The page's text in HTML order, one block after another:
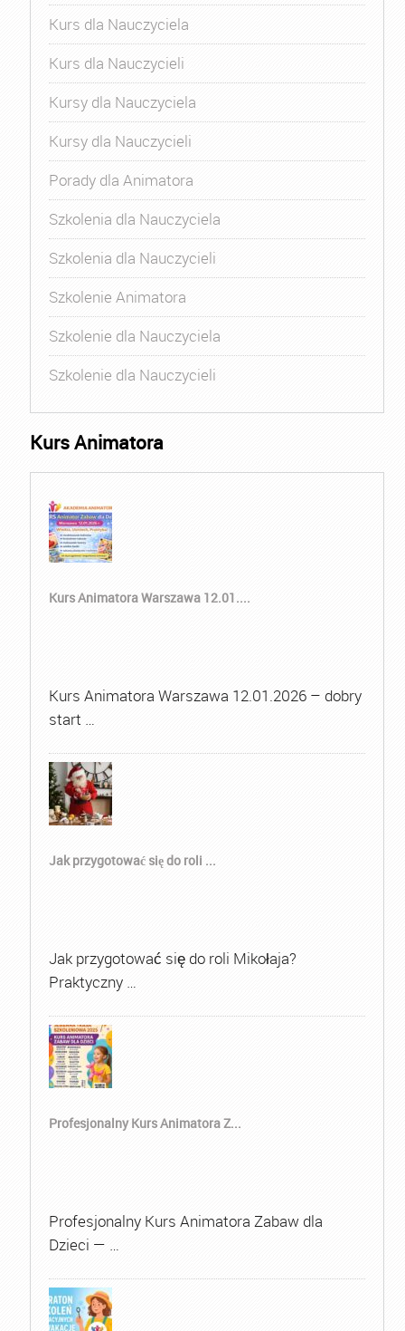
Kurs dla Nauczyciela
Kurs dla Nauczycieli
Kursy dla Nauczyciela
Kursy dla Nauczycieli
Porady dla Animatora
Szkolenia dla Nauczyciela
Szkolenia dla Nauczycieli
Szkolenie Animatora
Szkolenie dla Nauczyciela
Szkolenie dla Nauczycieli
Kurs Animatora
Kurs Animatora Warszawa 12.01....
Kurs Animatora Warszawa 12.01.2026 – dobry
start …
Jak przygotować się do roli ...
Jak przygotować się do roli Mikołaja?
Praktyczny …
Profesjonalny Kurs Animatora Z...
Profesjonalny Kurs Animatora Zabaw dla
Dzieci — …